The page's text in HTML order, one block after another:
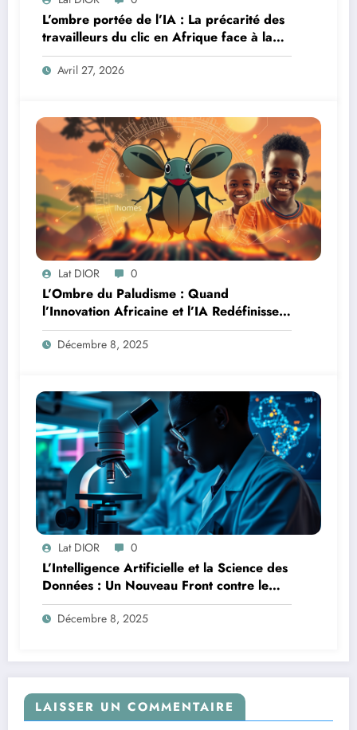
L’ombre portée de l’IA : La précarité des
travailleurs du clic en Afrique face à la
révolution numérique
Avril 27, 2026
Lat DIOR 0
L’Ombre du Paludisme : Quand
l’Innovation Africaine et l’IA Redéfinissent
la Lutte
Décembre 8, 2025
Lat DIOR 0
L’Intelligence Artificielle et la Science des
Données : Un Nouveau Front contre le
Paludisme en Afrique
Décembre 8, 2025
LAISSER UN COMMENTAIRE